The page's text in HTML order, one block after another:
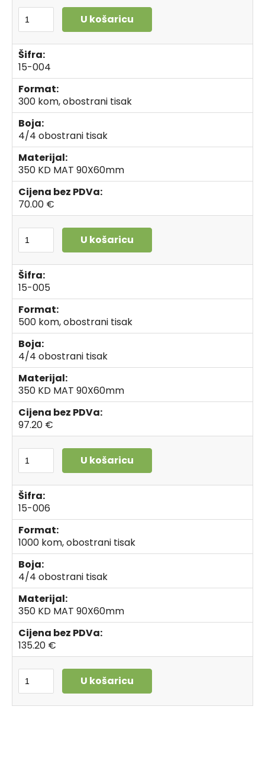
U košaricu
Šifra:
15-004
Format:
300 kom, obostrani tisak
Boja:
4/4 obostrani tisak
Materijal:
350 KD MAT 90X60mm
Cijena bez PDVa:
70.00 €
U košaricu
Šifra:
15-005
Format:
500 kom, obostrani tisak
Boja:
4/4 obostrani tisak
Materijal:
350 KD MAT 90X60mm
Cijena bez PDVa:
97.20 €
U košaricu
Šifra:
15-006
Format:
1000 kom, obostrani tisak
Boja:
4/4 obostrani tisak
Materijal:
350 KD MAT 90X60mm
Cijena bez PDVa:
135.20 €
U košaricu